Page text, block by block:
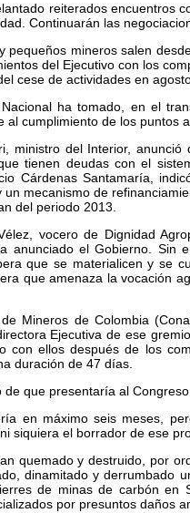
reiterados encuentros
Continuarán las
pequeños mineros salen
del Ejecutivo con los
cese de actividades en
ha tomado, en el
al cumplimiento de los puntos
ministro del Interior,
tienen deudas con el
Cárdenas Santamaría,
mecanismo de
del periodo 2013.
vocero de Dignidad
anunciado el Gobierno. Sin
que se materialicen y se
que amenaza la vocación
Mineros de Colombia
Ejecutiva de ese
con ellos después de los
duración de 47 días.
de que presentaría al
en máximo seis meses,
siquiera el borrador de ese
quemado y destruido, por
dinamitado y derrumbado
de minas de carbón en
por presuntos daños